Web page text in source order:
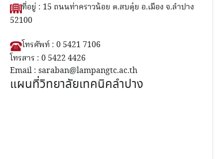
ที่อยู่ : 15 ถนนท่าคราวน้อย ต.สบตุ๋ย อ.เมือง จ.ลำปาง
52100
โทรศัพท์ : 0 5421 7106
โทรสาร : 0 5422 4426
Email : saraban@lampangtc.ac.th
แผนที่วิทยาลัยเทคนิคลำปาง